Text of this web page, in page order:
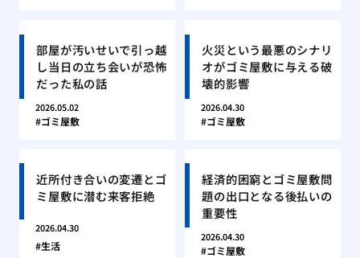
部屋が汚いせいで引っ越
し当日の立ち会いが恐怖
だった私の話
2026.05.02
ゴミ屋敷
火災という最悪のシナリ
オがゴミ屋敷に与える破
壊的影響
2026.04.30
ゴミ屋敷
近所付き合いの変遷とゴ
ミ屋敷に潜む来客拒絶
2026.04.30
生活
経済的困窮とゴミ屋敷問
題の出口となる後払いの
重要性
2026.04.30
ゴミ屋敷